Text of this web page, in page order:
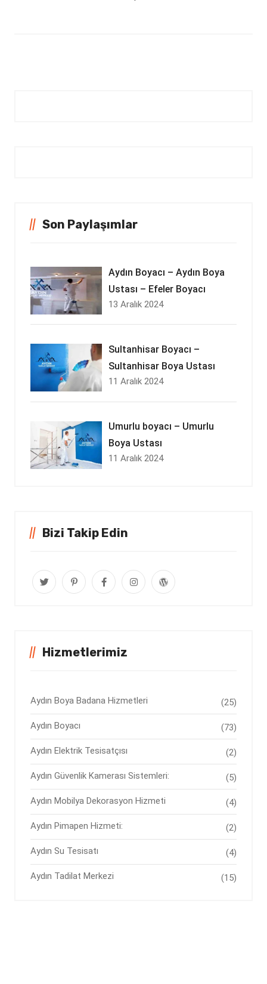
Son Paylaşımlar
Aydın Boyacı – Aydın Boya
Ustası – Efeler Boyacı
13 Aralık 2024
Sultanhisar Boyacı –
Sultanhisar Boya Ustası
11 Aralık 2024
Umurlu boyacı – Umurlu
Boya Ustası
11 Aralık 2024
Bizi Takip Edin
Hizmetlerimiz
Aydın Boya Badana Hizmetleri (25)
Aydın Boyacı (73)
Aydın Elektrik Tesisatçısı (2)
Aydın Güvenlik Kamerası Sistemleri: (5)
Aydın Mobilya Dekorasyon Hizmeti (4)
Aydın Pimapen Hizmeti: (2)
Aydın Su Tesisatı (4)
Aydın Tadilat Merkezi (15)